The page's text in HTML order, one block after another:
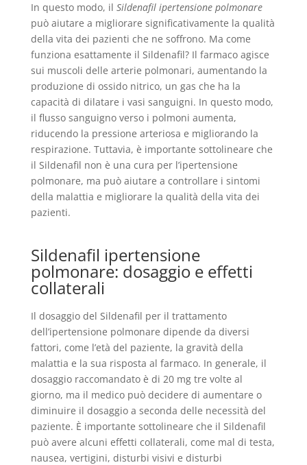
In questo modo, il Sildenafil ipertensione polmonare
può aiutare a migliorare significativamente la qualità
della vita dei pazienti che ne soffrono. Ma come
funziona esattamente il Sildenafil? Il farmaco agisce
sui muscoli delle arterie polmonari, aumentando la
produzione di ossido nitrico, un gas che ha la
capacità di dilatare i vasi sanguigni. In questo modo,
il flusso sanguigno verso i polmoni aumenta,
riducendo la pressione arteriosa e migliorando la
respirazione. Tuttavia, è importante sottolineare che
il Sildenafil non è una cura per l’ipertensione
polmonare, ma può aiutare a controllare i sintomi
della malattia e migliorare la qualità della vita dei
pazienti.
Sildenafil ipertensione
polmonare: dosaggio e effetti
collaterali
Il dosaggio del Sildenafil per il trattamento
dell’ipertensione polmonare dipende da diversi
fattori, come l’età del paziente, la gravità della
malattia e la sua risposta al farmaco. In generale, il
dosaggio raccomandato è di 20 mg tre volte al
giorno, ma il medico può decidere di aumentare o
diminuire il dosaggio a seconda delle necessità del
paziente. È importante sottolineare che il Sildenafil
può avere alcuni effetti collaterali, come mal di testa,
nausea, vertigini, disturbi visivi e disturbi